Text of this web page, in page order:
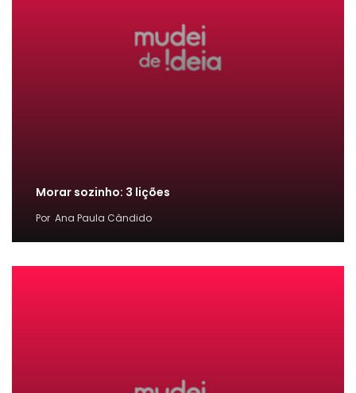
Morar sozinho: 3 lições
Por Ana Paula Cândido